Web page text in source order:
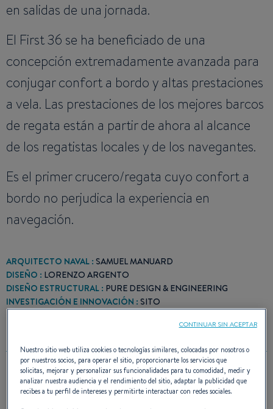
en salidas de una jornada.
El First 36 se ha beneficiado de una
concepción extremadamente avanzada para
conjugar confort a bordo y altas prestaciones
a vela. Las prestaciones de los mejores barcos
de regata están a partir de ahora al alcance
de los regatistas locales y de los navegantes.
Es el primer crucero/regata cuyo confort a
bordo no perjudica la experiencia en
navegación.
ARQUITECTO NAVAL : SAMUEL MANUARD
DISEÑO : LORENZO ARGENTO
DISEÑO ESTRUCTURAL : PURE DESIGN & ENGINEERING
INVESTIGACIÓN E INNOVACIÓN : SITO
PREMIO(S)
Nuestro sitio web utiliza cookies o tecnologías similares, colocadas por nosotros o
por nuestros socios, para operar el sitio, proporcionarte los servicios que
solicitas, mejorar y personalizar sus funcionalidades para tu comodidad, medir y
analizar nuestra audiencia y el rendimiento del sitio, adaptar la publicidad que
recibes a tu perfil de intereses y permitirte interactuar con redes sociales.
CONTINUAR SIN ACEPTAR